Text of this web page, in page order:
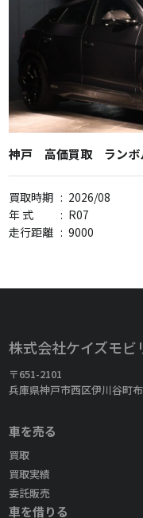
神戸 高価買取 ランボ
買取時期 : 2026/08
年 式
: R07
走行距離 : 9000
株式会社ケイズモビ
〒651-2101
兵庫県神戸市西区伊川谷町
車を売る
買取
買取実績
委託販売
車を借りる